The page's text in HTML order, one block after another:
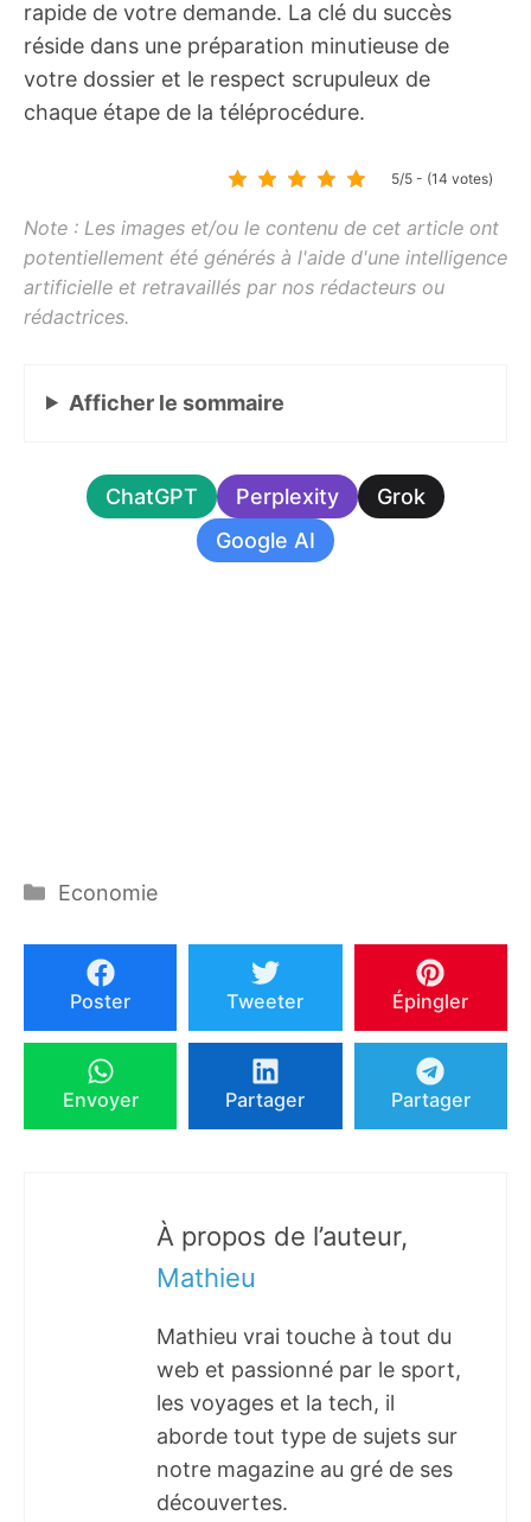
rapide de votre demande. La clé du succès
réside dans une préparation minutieuse de
votre dossier et le respect scrupuleux de
chaque étape de la téléprocédure.
5/5 - (14 votes)
Afficher le sommaire
ChatGPT Perplexity
Grok
Google AI
Catégories
Economie
Poster Tweeter Épingler
Envoyer Partager Partager
À propos de l’auteur,
Mathieu
Mathieu vrai touche à tout du
web et passionné par le sport,
les voyages et la tech, il
aborde tout type de sujets sur
notre magazine au gré de ses
découvertes.